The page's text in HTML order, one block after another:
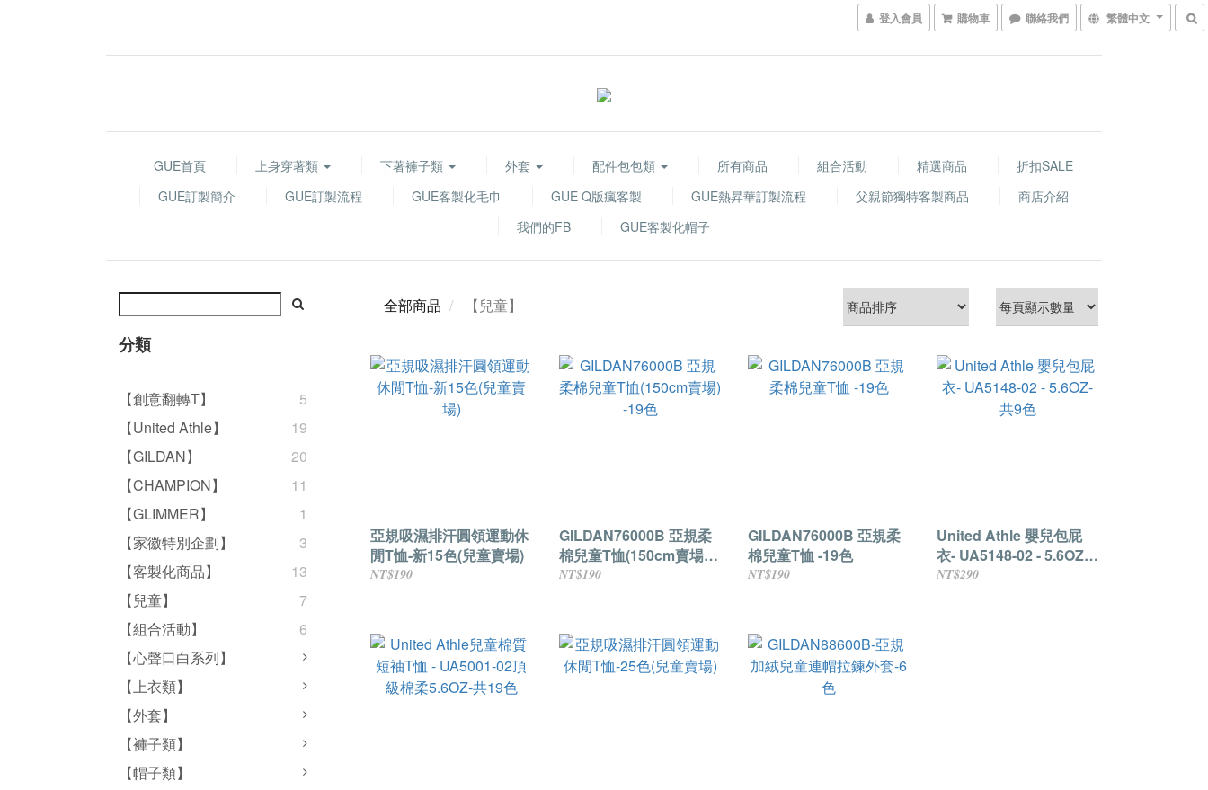
登入會員 購物車 聯絡我們 繁體中文
GUE首頁 上身穿著類 下著褲子類 外套 配件包包類 所有商品 組合活動 精選商品
折扣SALE
GUE訂製簡介
GUE訂製流程 GUE客製化毛巾 GUE Q版瘋客製 GUE熱昇華訂製流程 父親節獨特客製商品
商店介紹
我們的FB
GUE客製化帽子
分類
【創意翻轉T】
5
【United Athle】
19
【GILDAN】
20
【CHAMPION】
11
【GLIMMER】
1
【家徽特別企劃】
3
【客製化商品】
13
【兒童】
7
【組合活動】
6
【心聲口白系列】
【上衣類】
【外套】
【褲子類】
【帽子類】
全部商品 【兒童】
亞規吸濕排汗圓領運動休
閒T恤-新15色(兒童賣場)
NT$190
GILDAN76000B 亞規柔
棉兒童T恤(150cm賣場)
-19色
NT$190
GILDAN76000B 亞規柔
棉兒童T恤 -19色
NT$190
United Athle 嬰兒包屁
衣- UA5148-02 - 5.6OZ-
共9色
NT$290